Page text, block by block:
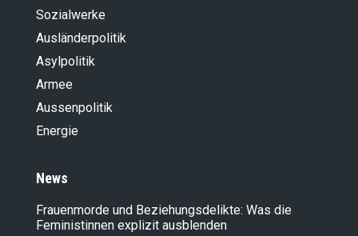
Sozialwerke
Ausländer­politik
Asylpolitik
Armee
Aussenpolitik
Energie
News
Frauenmorde und Beziehungsdelikte: Was die
Feministinnen explizit ausblenden